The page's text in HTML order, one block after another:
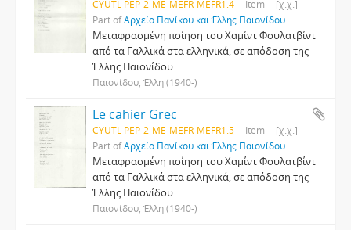
CYUTL PEP-2-ΜΕ-MEFR-MEFR1.4 Item
[χ.χ.]
Part ofΑρχείο Πανίκου και Έλλης Παιονίδου
Μεταφρασμένη ποίηση του Χαμίντ Φουλατβίντ
από τα Γαλλικά στα ελληνικά, σε απόδοση της
Έλλης Παιονίδου.
Παιονίδου, Έλλη (1940-)
Le cahier Grec
CYUTL PEP-2-ΜΕ-MEFR-MEFR1.5 Item
[χ.χ.]
Part ofΑρχείο Πανίκου και Έλλης Παιονίδου
Μεταφρασμένη ποίηση του Χαμίντ Φουλατβίντ
από τα Γαλλικά στα ελληνικά, σε απόδοση της
Έλλης Παιονίδου.
Παιονίδου, Έλλη (1940-)